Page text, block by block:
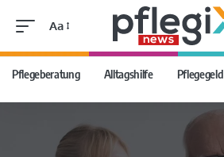
Aa
Pflegeberatung Alltagshilfe Pflegegeld